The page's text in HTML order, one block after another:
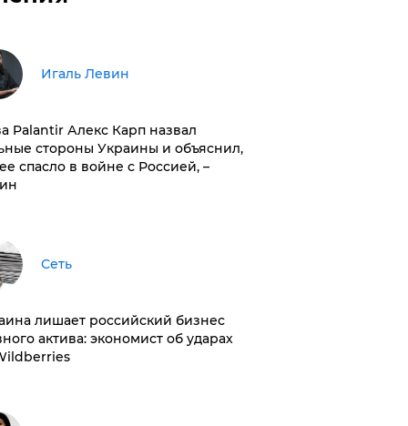
Игаль Левин
Palantir Алекс Карп назвал
стороны Украины и объяснил,
спасло в войне с Россией, –
Сеть
лишает российский бизнес
актива: экономист об ударах